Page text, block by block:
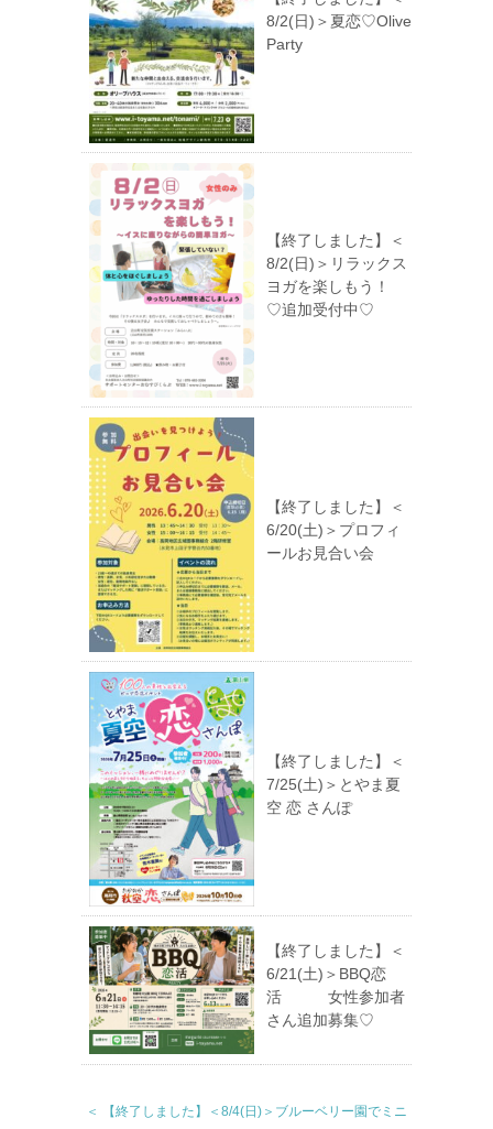
8/2(日)＞夏恋♡Olive
Party
【終了しました】＜
8/2(日)＞リラックス
ヨガを楽しもう！
♡追加受付中♡
【終了しました】＜
6/20(土)＞プロフィ
ールお見合い会
【終了しました】＜
7/25(土)＞とやま夏
空 恋 さんぽ
【終了しました】＜
6/21(土)＞BBQ恋
活 女性参加者
さん追加募集♡
＜ 【終了しました】＜8/4(日)＞ブルーベリー園でミニ